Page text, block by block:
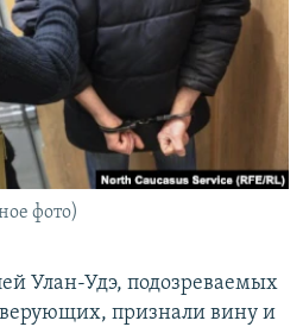
фото)
Улан-Удэ, подозреваемых
верующих, признали вину и